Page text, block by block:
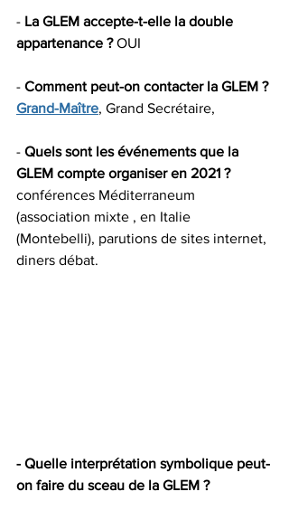
- La GLEM accepte-t-elle la double
appartenance ? OUI
- Comment peut-on contacter la GLEM ?
Grand-Maître, Grand Secrétaire,
- Quels sont les événements que la
GLEM compte organiser en 2021 ?
conférences Méditerraneum
(association mixte , en Italie
(Montebelli), parutions de sites internet,
diners débat.
- Quelle interprétation symbolique peut-
on faire du sceau de la GLEM ?